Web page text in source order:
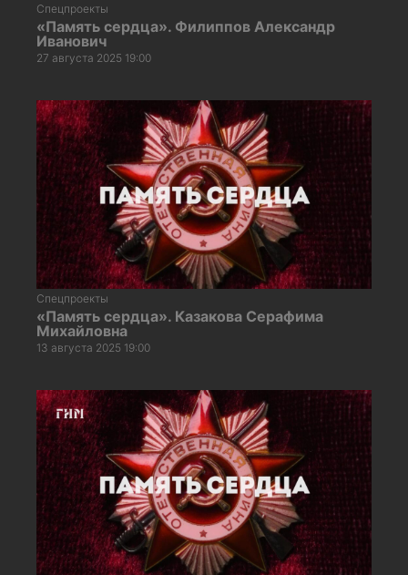
Спецпроекты
«Память сердца». Филиппов Александр
Иванович
27 августа 2025 19:00
Спецпроекты
«Память сердца». Казакова Серафима
Михайловна
13 августа 2025 19:00